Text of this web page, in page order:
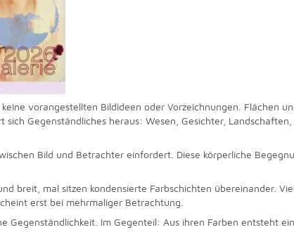
vorangestellten Bildideen oder Vorzeichnungen. Flächen
Gegenständliches heraus: Wesen, Gesichter,
Bild und Betrachter einfordert. Diese körperliche
breit, mal sitzen kondensierte Farbschichten übereinander.
erst bei mehrmaliger Betrachtung.
Im Gegenteil: Aus ihren Farben entsteht